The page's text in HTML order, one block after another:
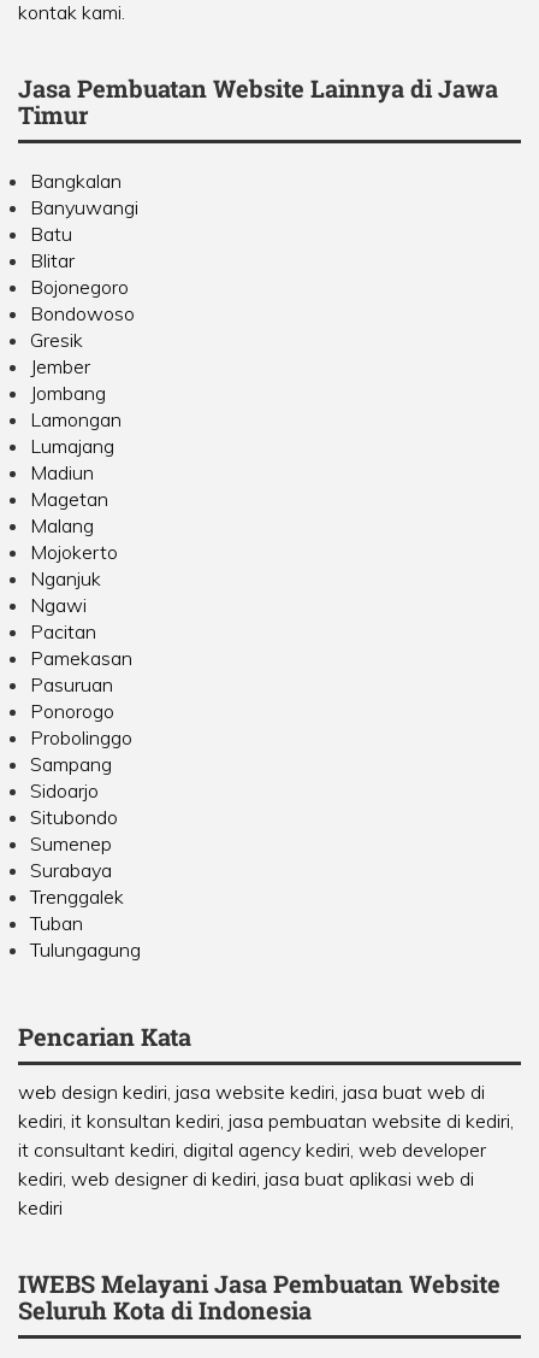
kontak kami.
Jasa Pembuatan Website Lainnya di Jawa
Timur
Bangkalan
Banyuwangi
Batu
Blitar
Bojonegoro
Bondowoso
Gresik
Jember
Jombang
Lamongan
Lumajang
Madiun
Magetan
Malang
Mojokerto
Nganjuk
Ngawi
Pacitan
Pamekasan
Pasuruan
Ponorogo
Probolinggo
Sampang
Sidoarjo
Situbondo
Sumenep
Surabaya
Trenggalek
Tuban
Tulungagung
Pencarian Kata
web design kediri, jasa website kediri, jasa buat web di
kediri, it konsultan kediri, jasa pembuatan website di kediri,
it consultant kediri, digital agency kediri, web developer
kediri, web designer di kediri, jasa buat aplikasi web di
kediri
IWEBS Melayani Jasa Pembuatan Website
Seluruh Kota di Indonesia